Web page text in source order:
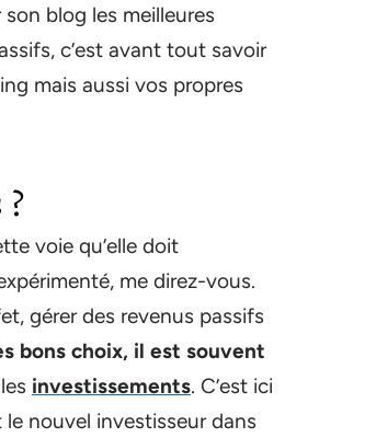
blog les meilleures
c’est avant tout savoir
mais aussi vos propres
voie qu’elle doit
me direz-vous.
gérer des revenus passifs
bons choix, il est souvent
investissements. C’est ici
nouvel investisseur dans